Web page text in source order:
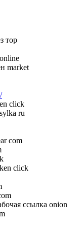
тор
market
click
ru
com
click
ссылка onion